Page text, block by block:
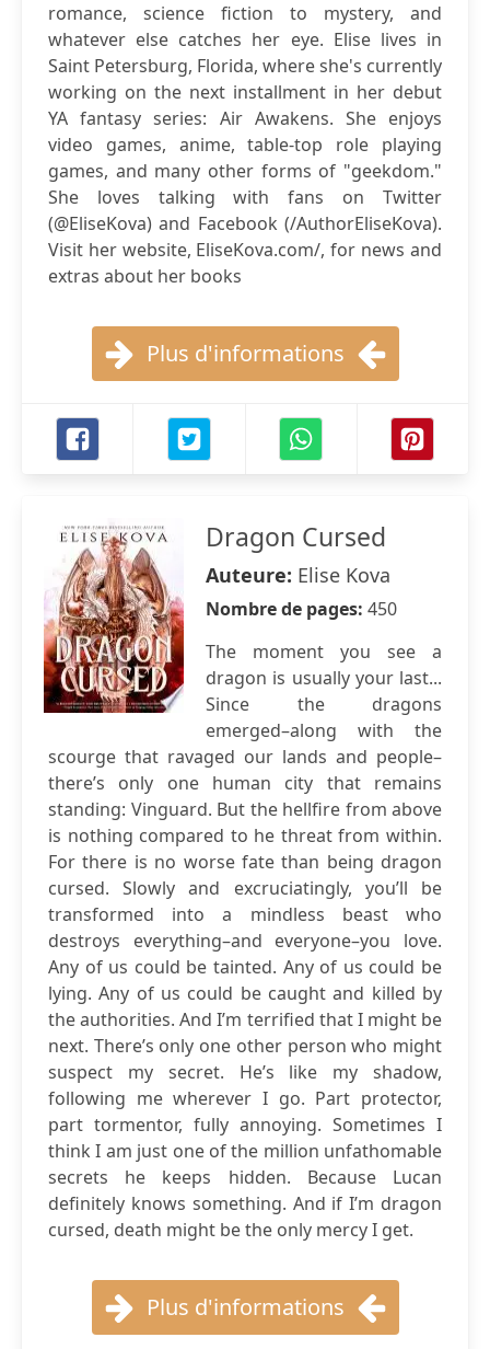
romance, science fiction to mystery, and
whatever else catches her eye. Elise lives in
Saint Petersburg, Florida, where she's currently
working on the next installment in her debut
YA fantasy series: Air Awakens. She enjoys
video games, anime, table-top role playing
games, and many other forms of "geekdom."
She loves talking with fans on Twitter
(@EliseKova) and Facebook (/AuthorEliseKova).
Visit her website, EliseKova.com/, for news and
extras about her books
Plus d'informations
Dragon Cursed
Auteure: Elise Kova
Nombre de pages: 450
The moment you see a
dragon is usually your last...
Since the dragons
emerged–along with the
scourge that ravaged our lands and people–
there’s only one human city that remains
standing: Vinguard. But the hellfire from above
is nothing compared to he threat from within.
For there is no worse fate than being dragon
cursed. Slowly and excruciatingly, you’ll be
transformed into a mindless beast who
destroys everything–and everyone–you love.
Any of us could be tainted. Any of us could be
lying. Any of us could be caught and killed by
the authorities. And I’m terrified that I might be
next. There’s only one other person who might
suspect my secret. He’s like my shadow,
following me wherever I go. Part protector,
part tormentor, fully annoying. Sometimes I
think I am just one of the million unfathomable
secrets he keeps hidden. Because Lucan
definitely knows something. And if I’m dragon
cursed, death might be the only mercy I get.
Plus d'informations